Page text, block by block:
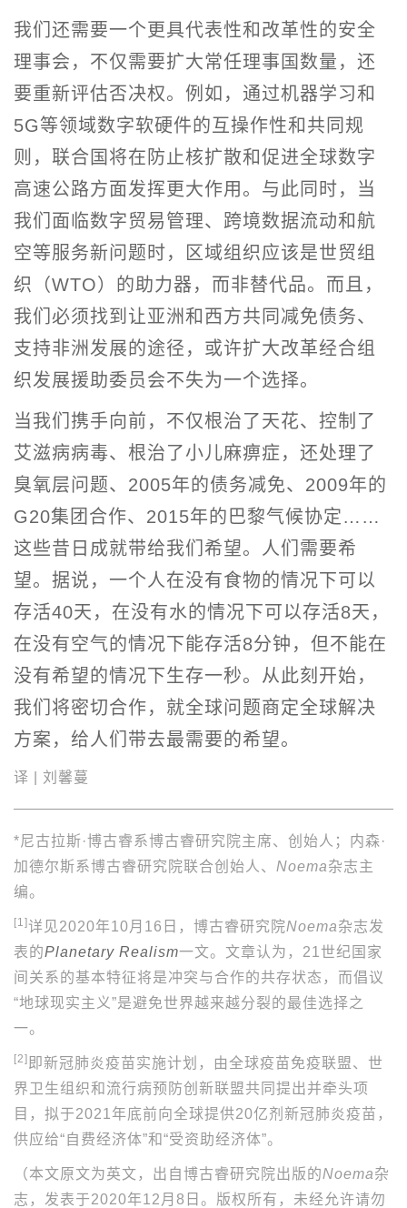
我们还需要一个更具代表性和改革性的安全
理事会，不仅需要扩大常任理事国数量，还
要重新评估否决权。例如，通过机器学习和
5G等领域数字软硬件的互操作性和共同规
则，联合国将在防止核扩散和促进全球数字
高速公路方面发挥更大作用。与此同时，当
我们面临数字贸易管理、跨境数据流动和航
空等服务新问题时，区域组织应该是世贸组
织（WTO）的助力器，而非替代品。而且，
我们必须找到让亚洲和西方共同减免债务、
支持非洲发展的途径，或许扩大改革经合组
织发展援助委员会不失为一个选择。
当我们携手向前，不仅根治了天花、控制了
艾滋病病毒、根治了小儿麻痹症，还处理了
臭氧层问题、2005年的债务减免、2009年的
G20集团合作、2015年的巴黎气候协定……
这些昔日成就带给我们希望。人们需要希
望。据说，一个人在没有食物的情况下可以
存活40天，在没有水的情况下可以存活8天，
在没有空气的情况下能存活8分钟，但不能在
没有希望的情况下生存一秒。从此刻开始，
我们将密切合作，就全球问题商定全球解决
方案，给人们带去最需要的希望。
译 | 刘馨蔓
*尼古拉斯·博古睿系博古睿研究院主席、创始人；内森·
加德尔斯系博古睿研究院联合创始人、 Noema杂志主
编。
[1]详见2020年10月16日，博古睿研究院Noema杂志发
表的Planetary Realism一文。文章认为，21世纪国家
间关系的基本特征将是冲突与合作的共存状态，而倡议
“地球现实主义”是避免世界越来越分裂的最佳选择之
一。
[2] 即新冠肺炎疫苗实施计划，由全球疫苗免疫联盟、世
界卫生组织和流行病预防创新联盟共同提出并牵头项
目，拟于2021年底前向全球提供20亿剂新冠肺炎疫苗，
供应给“自费经济体”和“受资助经济体”。
（本文原文为英文，出自博古睿研究院出版的Noema杂
志，发表于2020年12月8日。版权所有，未经允许请勿